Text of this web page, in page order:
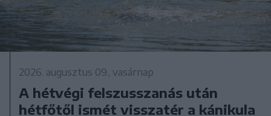
2026. augusztus 09., vasárnap
A hétvégi felszusszanás után
hétfőtől ismét visszatér a kánikula